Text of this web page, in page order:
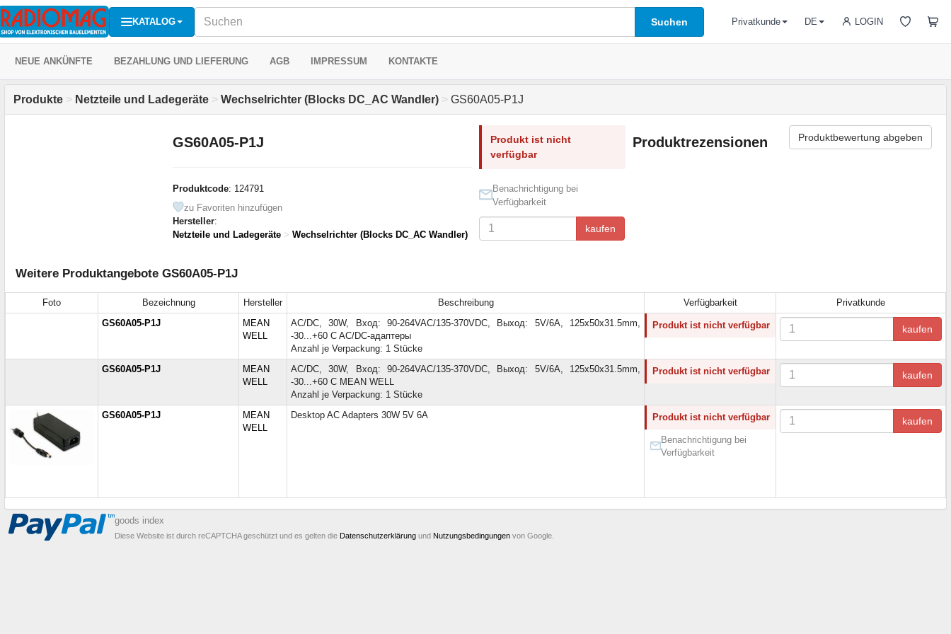
KATALOG Suchen LOGIN
Privatkunde DE
NEUE ANKÜNFTE BEZAHLUNG UND LIEFERUNG AGB IMPRESSUM KONTAKTE
Produkte > Netzteile und Ladegeräte > Wechselrichter (Blocks DC_AC Wandler) > GS60A05-P1J
GS60A05-P1J
Produktcode: 124791
zu Favoriten hinzufügen
Hersteller:
Netzteile und Ladegeräte > Wechselrichter (Blocks DC_AC Wandler)
Produkt ist nicht
verfügbar
Benachrichtigung bei
Verfügbarkeit
kaufen
Produktrezensionen Produktbewertung abgeben
Weitere Produktangebote GS60A05-P1J
Foto Bezeichnung Hersteller Beschreibung Verfügbarkeit
Privatkunde
GS60A05-P1J
MEAN
WELL
AC/DC, 30W, Вход: 90-264VAC/135-370VDC, Выход: 5V/6A, 125x50x31.5mm,
-30...+60 C AC/DC-адаптеры
Anzahl je Verpackung: 1 Stücke
Produkt ist nicht verfügbar kaufen
GS60A05-P1J
MEAN
WELL
AC/DC, 30W, Вход: 90-264VAC/135-370VDC, Выход: 5V/6A, 125x50x31.5mm,
-30...+60 C MEAN WELL
Anzahl je Verpackung: 1 Stücke
Produkt ist nicht verfügbar kaufen
GS60A05-P1J
MEAN
WELL
Desktop AC Adapters 30W 5V 6A Produkt ist nicht verfügbar
Benachrichtigung bei
Verfügbarkeit
kaufen
goods index
Diese Website ist durch reCAPTCHA geschützt und es gelten die Datenschutzerklärung und Nutzungsbedingungen von Google.